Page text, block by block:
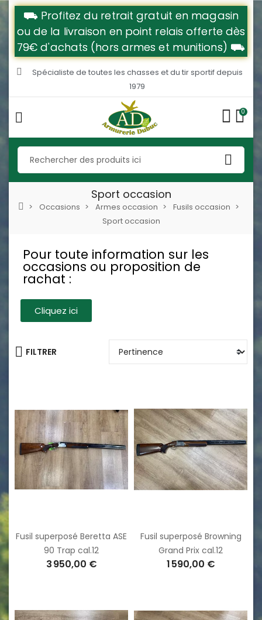
⛟ Profitez du retrait gratuit en magasin
ou de la livraison en point relais offerte dès
79€ d'achats (hors armes et munitions) ⛟
Spécialiste de toutes les chasses et du tir sportif depuis
1979
0
Sport occasion
Occasions Armes occasion
Fusils occasion
Sport occasion
Pour toute information sur les
occasions ou proposition de
rachat :
Cliquez ici
FILTRER
Fusil superposé Beretta ASE
90 Trap cal.12
3 950,00 €
Fusil superposé Browning
Grand Prix cal.12
1 590,00 €